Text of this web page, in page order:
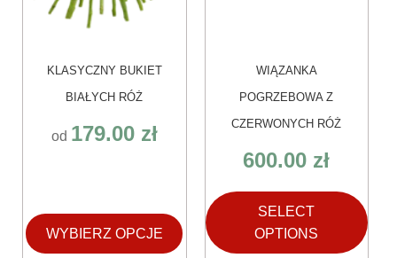
KLASYCZNY BUKIET
BIAŁYCH RÓŻ
od 179.00 zł
WYBIERZ OPCJE
WIĄZANKA
POGRZEBOWA Z
CZERWONYCH RÓŻ
600.00 zł
SELECT
OPTIONS